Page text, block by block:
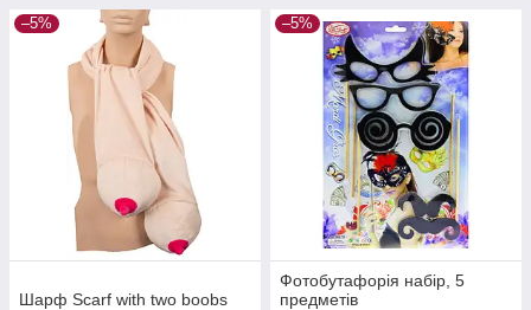
–5%
Шарф Scarf with two boobs
–5%
Фотобутафорія набір, 5
предметів